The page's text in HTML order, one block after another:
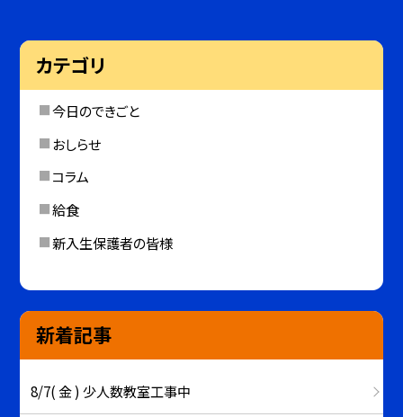
カテゴリ
今日のできごと
おしらせ
コラム
給食
新入生保護者の皆様
新着記事
8/7( 金 ) 少人数教室工事中